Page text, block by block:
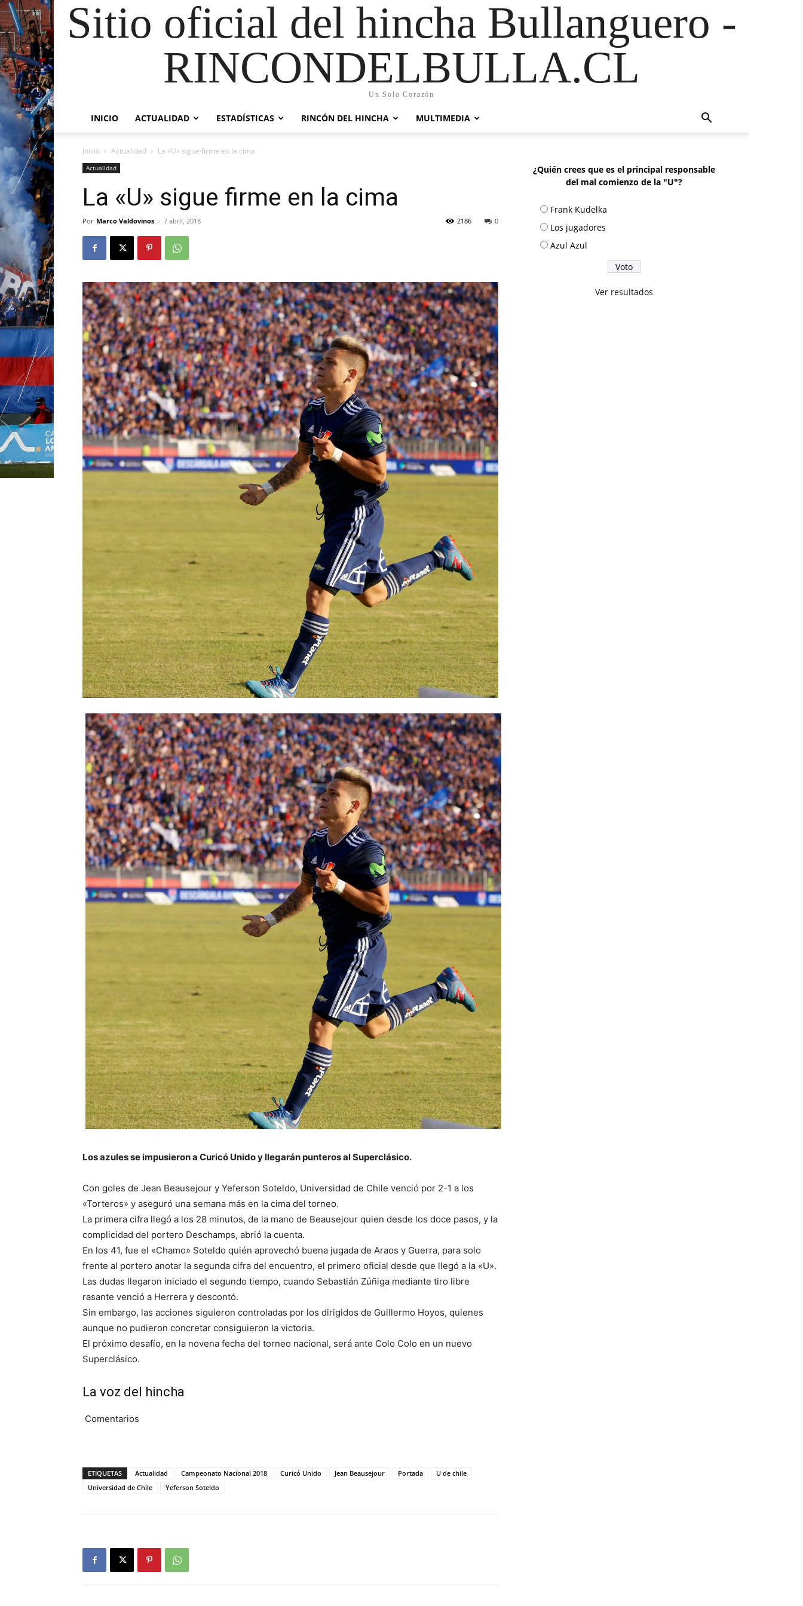
Sitio oficial del hincha Bullanguero -
RINCONDELBULLA.CL
Un Solo Corazón
INICIO ACTUALIDAD ESTADÍSTICAS RINCÓN DEL HINCHA MULTIMEDIA
Inicio Actualidad La «U» sigue firme en la cima
Actualidad
La «U» sigue firme en la cima
Por Marco Valdovinos - 7 abril, 2018 0
2186
Los azules se impusieron a Curicó Unido y llegarán punteros al Superclásico.
Con goles de Jean Beausejour y Yeferson Soteldo, Universidad de Chile venció por 2-1 a los
«Torteros» y aseguró una semana más en la cima del torneo.
La primera cifra llegó a los 28 minutos, de la mano de Beausejour quien desde los doce pasos, y la
complicidad del portero Deschamps, abrió la cuenta.
En los 41, fue el «Chamo» Soteldo quién aprovechó buena jugada de Araos y Guerra, para solo
frente al portero anotar la segunda cifra del encuentro, el primero oficial desde que llegó a la «U».
Las dudas llegaron iniciado el segundo tiempo, cuando Sebastián Zúñiga mediante tiro libre
rasante venció a Herrera y descontó.
Sin embargo, las acciones siguieron controladas por los dirigidos de Guillermo Hoyos, quienes
aunque no pudieron concretar consiguieron la victoria.
El próximo desafío, en la novena fecha del torneo nacional, será ante Colo Colo en un nuevo
Superclásico.
La voz del hincha
Comentarios
ETIQUETAS Actualidad Campeonato Nacional 2018 Curicó Unido Jean Beausejour Portada
U de chile
Universidad de Chile
Yeferson Soteldo
¿Quién crees que es el principal responsable
del mal comienzo de la "U"?
Frank Kudelka
Los jugadores
Azul Azul
Ver resultados